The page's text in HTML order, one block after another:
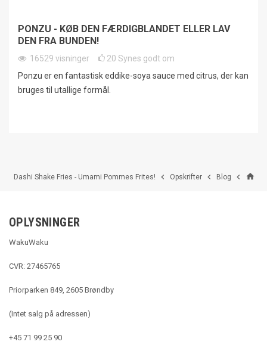
PONZU - KØB DEN FÆRDIGBLANDET ELLER LAV
DEN FRA BUNDEN!
16529 visninger 20 Synes godt om
Ponzu er en fantastisk eddike-soya sauce med citrus, der kan
bruges til utallige formål.
home

Blog

Opskrifter

Dashi Shake Fries - Umami Pommes Frites!
OPLYSNINGER
WakuWaku
CVR: 27465765
Priorparken 849, 2605 Brøndby
(Intet salg på adressen)
+45 71 99 25 90